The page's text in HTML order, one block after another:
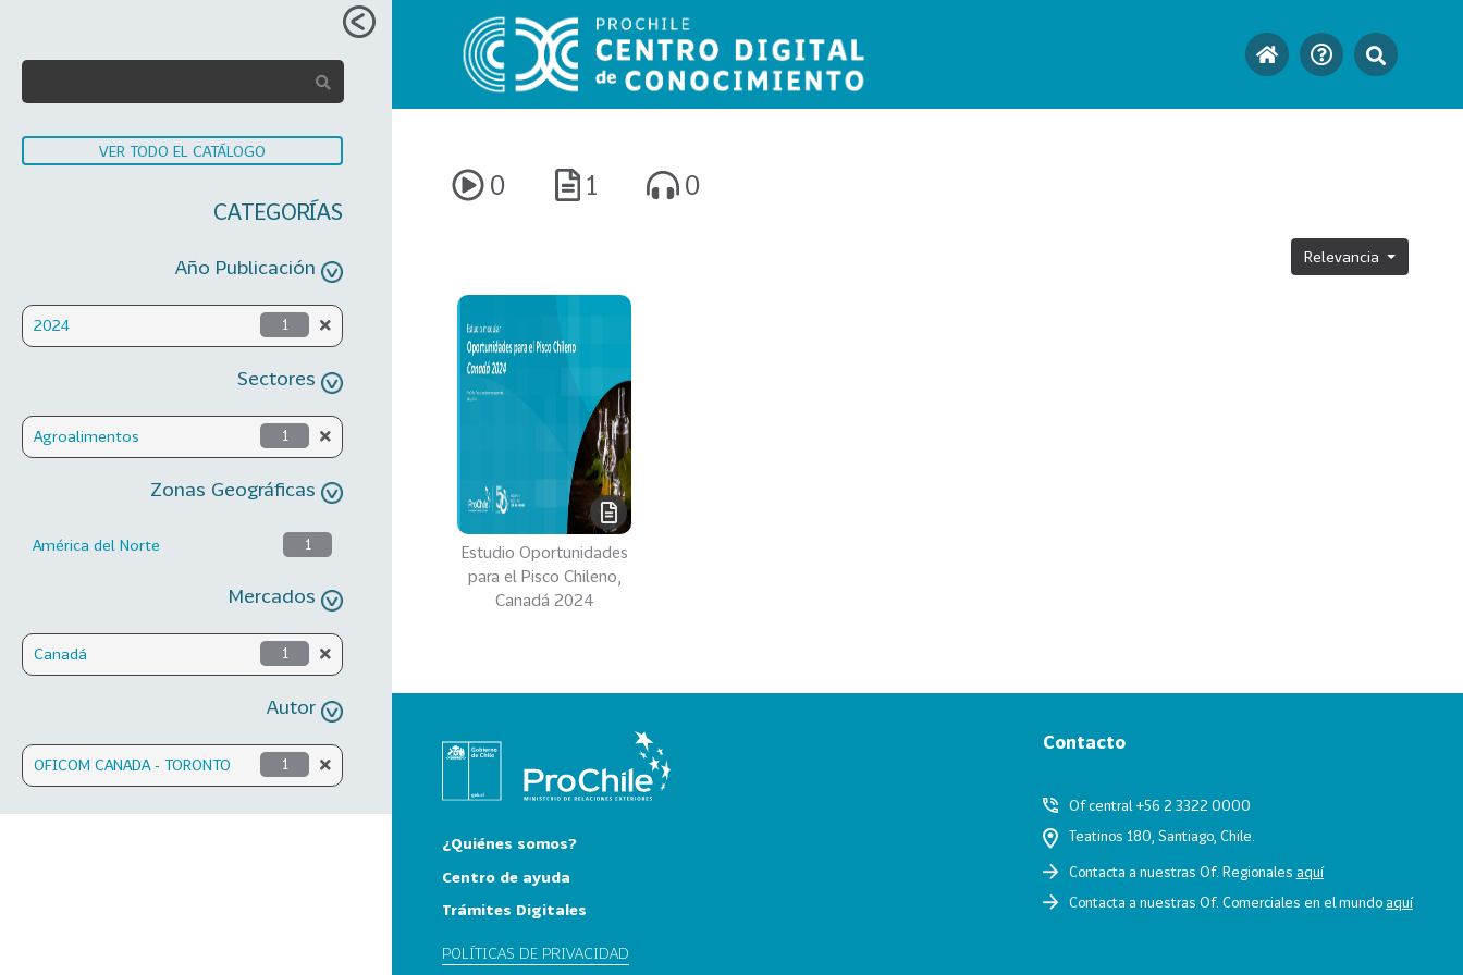
VER TODO EL CATÁLOGO
CATEGORÍAS
Año Publicación
2024 1
Sectores
Agroalimentos 1
Zonas Geográficas
América del Norte 1
Mercados
Canadá 1
Autor
OFICOM CANADA - TORONTO 1
0 1 0
Relevancia
Estudio Oportunidades
para el Pisco Chileno​,
Canadá 2024
¿Quiénes somos?
Centro de ayuda
Trámites Digitales
POLÍTICAS DE PRIVACIDAD
Contacto
Of central +56 2 3322 0000
Teatinos 180, Santiago, Chile.
Contacta a nuestras Of. Regionales aquí
Contacta a nuestras Of. Comerciales en el mundoaquí